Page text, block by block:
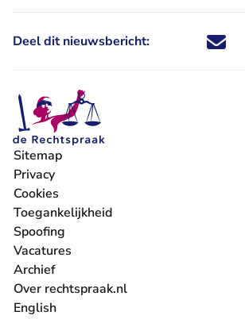
Deel dit nieuwsbericht: Deel dit
Deel dit
Deel
Sitemap
Privacy
Cookies
Toegankelijkheid
Spoofing
Vacatures
- U verlaat Rechtspraak.nl
Archief
Over rechtspraak.nl
English